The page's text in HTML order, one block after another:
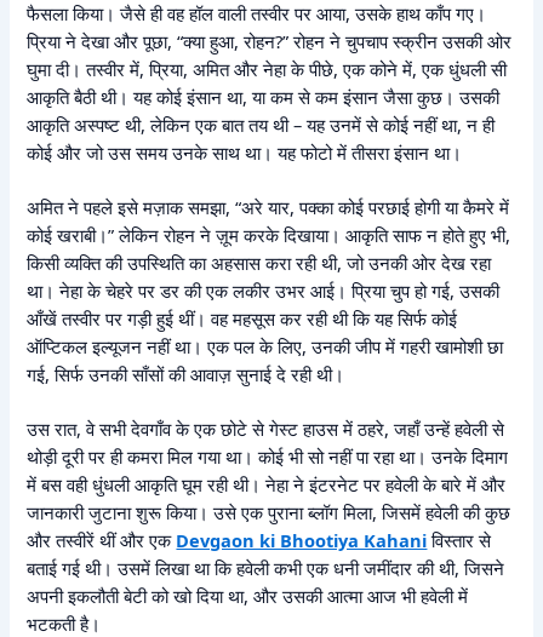
फैसला किया। जैसे ही वह हॉल वाली तस्वीर पर आया, उसके हाथ काँप गए।
प्रिया ने देखा और पूछा, “क्या हुआ, रोहन?” रोहन ने चुपचाप स्क्रीन उसकी ओर
घुमा दी। तस्वीर में, प्रिया, अमित और नेहा के पीछे, एक कोने में, एक धुंधली सी
आकृति बैठी थी। यह कोई इंसान था, या कम से कम इंसान जैसा कुछ। उसकी
आकृति अस्पष्ट थी, लेकिन एक बात तय थी – यह उनमें से कोई नहीं था, न ही
कोई और जो उस समय उनके साथ था। यह फोटो में तीसरा इंसान था।
अमित ने पहले इसे मज़ाक समझा, “अरे यार, पक्का कोई परछाई होगी या कैमरे में
कोई खराबी।” लेकिन रोहन ने ज़ूम करके दिखाया। आकृति साफ न होते हुए भी,
किसी व्यक्ति की उपस्थिति का अहसास करा रही थी, जो उनकी ओर देख रहा
था। नेहा के चेहरे पर डर की एक लकीर उभर आई। प्रिया चुप हो गई, उसकी
आँखें तस्वीर पर गड़ी हुई थीं। वह महसूस कर रही थी कि यह सिर्फ कोई
ऑप्टिकल इल्यूजन नहीं था। एक पल के लिए, उनकी जीप में गहरी खामोशी छा
गई, सिर्फ उनकी साँसों की आवाज़ सुनाई दे रही थी।
उस रात, वे सभी देवगाँव के एक छोटे से गेस्ट हाउस में ठहरे, जहाँ उन्हें हवेली से
थोड़ी दूरी पर ही कमरा मिल गया था। कोई भी सो नहीं पा रहा था। उनके दिमाग
में बस वही धुंधली आकृति घूम रही थी। नेहा ने इंटरनेट पर हवेली के बारे में और
जानकारी जुटाना शुरू किया। उसे एक पुराना ब्लॉग मिला, जिसमें हवेली की कुछ
और तस्वीरें थीं और एक Devgaon ki Bhootiya Kahaniविस्तार से
बताई गई थी। उसमें लिखा था कि हवेली कभी एक धनी जमींदार की थी, जिसने
अपनी इकलौती बेटी को खो दिया था, और उसकी आत्मा आज भी हवेली में
भटकती है।